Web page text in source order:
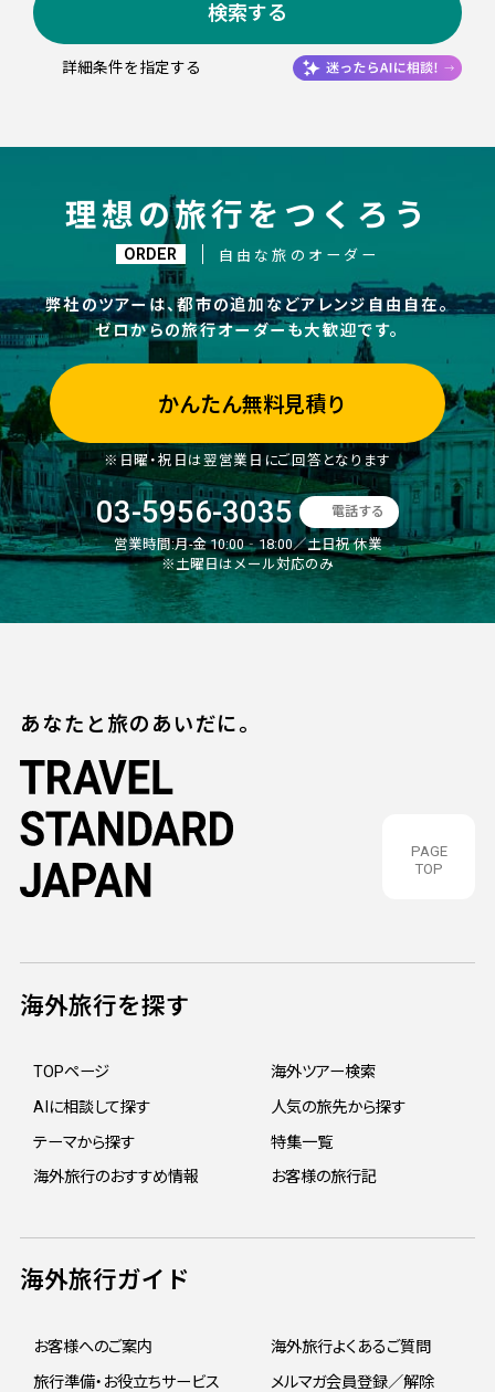
検索する
詳細条件を指定する
理想の旅行をつくろう
ORDER 自由な旅のオーダー
弊社のツアーは、都市の追加などアレンジ自由自在。
ゼロからの旅行オーダーも大歓迎です。
かんたん無料見積り
※日曜・祝日は翌営業日にご回答となります
03-5956-3035 電話する
営業時間:月-金 10:00‐18:00／土日祝 休業
※土曜日はメール対応のみ
PAGE
TOP
あなたと旅のあいだに。
海外旅行を探す
TOPページ
海外ツアー検索
AIに相談して探す
人気の旅先から探す
テーマから探す
特集一覧
海外旅行のおすすめ情報
お客様の旅行記
海外旅行ガイド
お客様へのご案内
海外旅行よくあるご質問
旅行準備・お役立ちサービス
メルマガ会員登録／解除